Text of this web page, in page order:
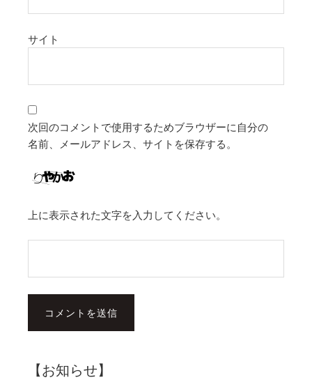
サイト
次回のコメントで使用するためブラウザーに自分の
名前、メールアドレス、サイトを保存する。
上に表示された文字を入力してください。
【お知らせ】